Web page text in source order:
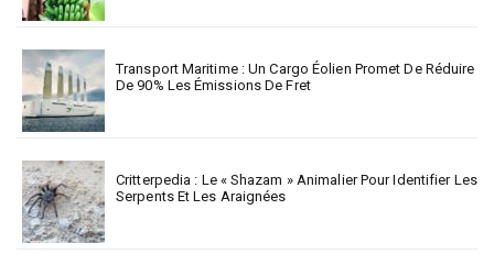
Transport Maritime : Un Cargo Éolien Promet De Réduire
De 90% Les Émissions De Fret
Critterpedia : Le « Shazam » Animalier Pour Identifier Les
Serpents Et Les Araignées